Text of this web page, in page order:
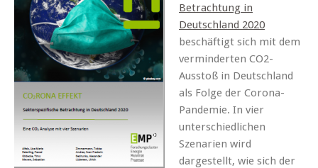
Betrachtung in
Deutschland 2020
beschäftigt sich mit dem
verminderten CO2-
Ausstoß in Deutschland
als Folge der Corona-
Pandemie. In vier
unterschiedlichen
Szenarien wird
dargestellt, wie sich der